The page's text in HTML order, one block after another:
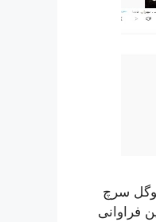
سرچ
فراوانی